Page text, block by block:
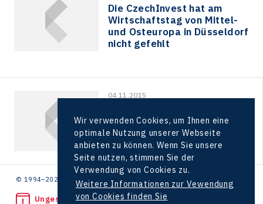
Die CzechInvest hat am
Wirtschaftstag von Mittel-
und Osteuropa in Düsseldorf
nicht gefehlt
04.11.2015
von Brünn nach München…
© 1994–2026 CzechInvest | .
Ungesetzliche Tat bemerkt?
Wir verwenden Cookies, um Ihnen eine
optimale Nutzung unserer Webseite
anbieten zu können. Wenn Sie unsere
Seite nutzen, stimmen Sie der
Verwendung von Cookies zu.
Weitere Informationen zur Vewendung
von Cookies finden Sie